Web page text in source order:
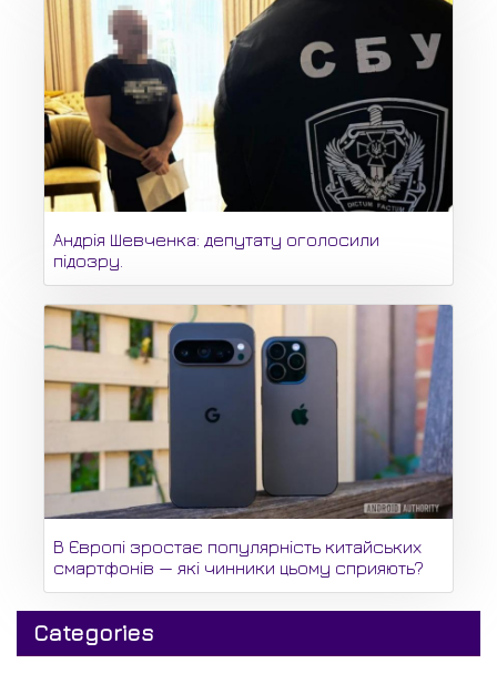
Андрія Шевченка: депутату оголосили
підозру.
В Європі зростає популярність китайських
смартфонів — які чинники цьому сприяють?
Categories